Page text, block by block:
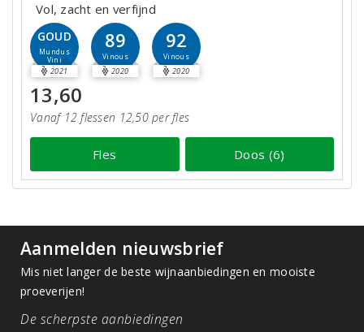
Vol, zacht en verfijnd
GOUD
Mundus
Vini
2021
89
Vinous
2020
92
Vinous
2020
13,60
Vanaf 12 flessen 12,50 per fles
Fles Doos (6)
Aanmelden nieuwsbrief
Mis niet langer de beste wijnaanbiedingen en mooiste
proeverijen!
De scherpste aanbiedingen